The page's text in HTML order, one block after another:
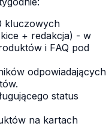
kluczowych
+ redakcja) - w
i FAQ pod
odpowiadających
status
na kartach